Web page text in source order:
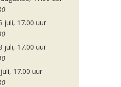
juli, 17.00 uur
juli, 17.00 uur
17.00 uur